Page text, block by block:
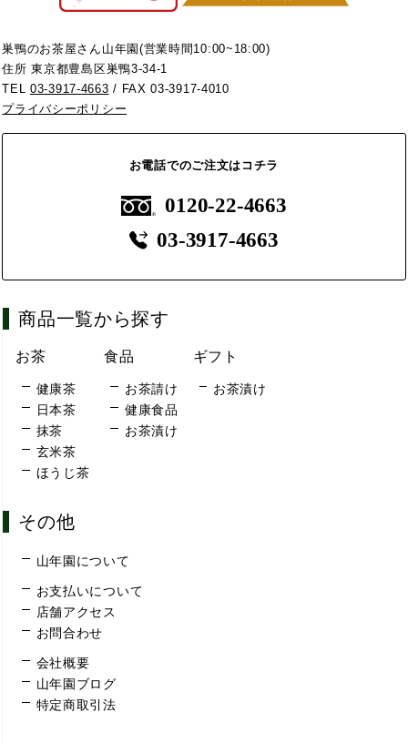
巣鴨のお茶屋さん山年園(営業時間10:00~18:00)
住所 東京都豊島区巣鴨3-34-1
TEL03-3917-4663 / FAX 03-3917-4010
プライバシーポリシー
お電話でのご注文はコチラ
0120-22-4663
03-3917-4663
商品一覧から探す
お茶
健康茶
日本茶
抹茶
玄米茶
ほうじ茶
食品
お茶請け
健康食品
お茶漬け
ギフト
お茶漬け
その他
山年園について
お支払いについて
店舗アクセス
お問合わせ
会社概要
山年園ブログ
特定商取引法